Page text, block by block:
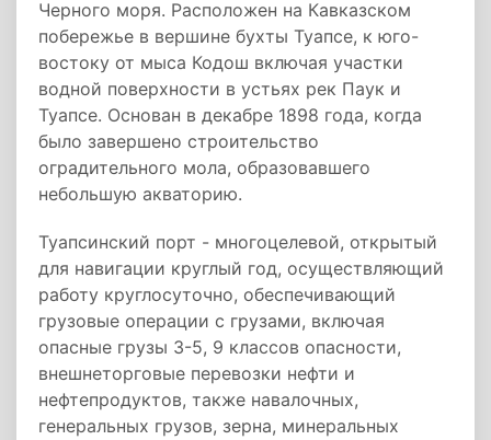
Черного моря. Расположен на Кавказском
побережье в вершине бухты Туапсе, к юго-
востоку от мыса Кодош включая участки
водной поверхности в устьях рек Паук и
Туапсе. Основан в декабре 1898 года, когда
было завершено строительство
оградительного мола, образовавшего
небольшую акваторию.
Туапсинский порт - многоцелевой, открытый
для навигации круглый год, осуществляющий
работу круглосуточно, обеспечивающий
грузовые операции с грузами, включая
опасные грузы 3-5, 9 классов опасности,
внешнеторговые перевозки нефти и
нефтепродуктов, также навалочных,
генеральных грузов, зерна, минеральных